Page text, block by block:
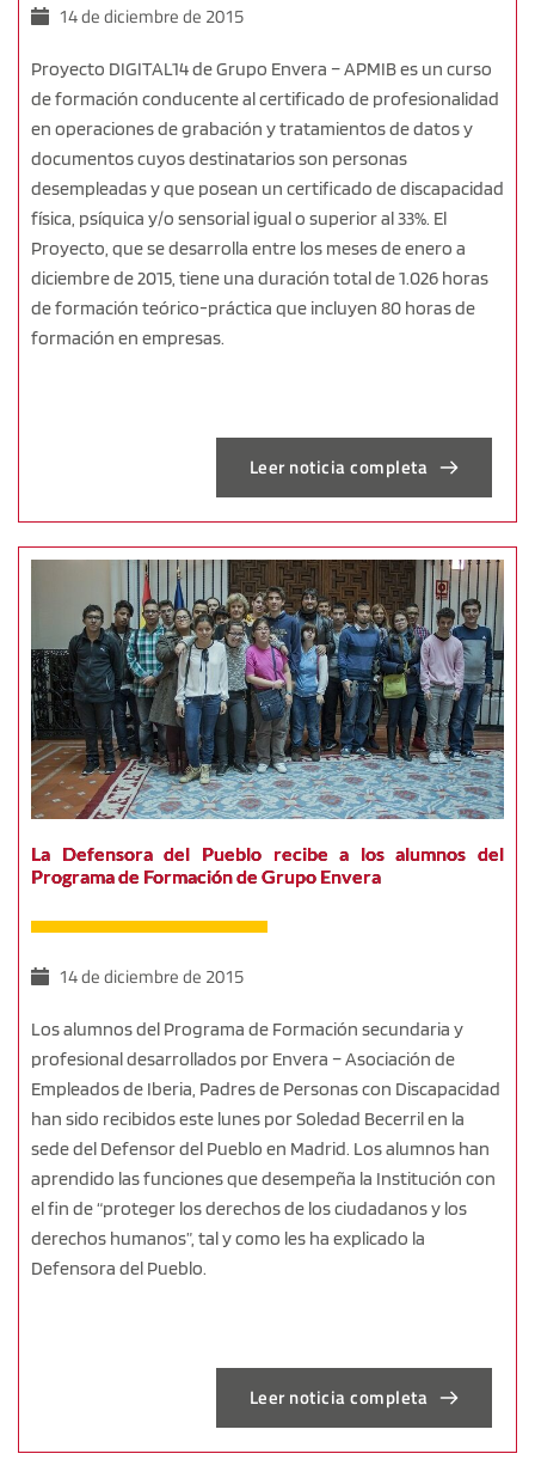
14 de diciembre de 2015
Proyecto DIGITAL14 de Grupo Envera – APMIB es un curso
de formación conducente al certificado de profesionalidad
en operaciones de grabación y tratamientos de datos y
documentos cuyos destinatarios son personas
desempleadas y que posean un certificado de discapacidad
física, psíquica y/o sensorial igual o superior al 33%. El
Proyecto, que se desarrolla entre los meses de enero a
diciembre de 2015, tiene una duración total de 1.026 horas
de formación teórico-práctica que incluyen 80 horas de
formación en empresas.
Leer noticia completa
La Defensora del Pueblo recibe a los alumnos del
Programa de Formación de Grupo Envera
14 de diciembre de 2015
Los alumnos del Programa de Formación secundaria y
profesional desarrollados por Envera – Asociación de
Empleados de Iberia, Padres de Personas con Discapacidad
han sido recibidos este lunes por Soledad Becerril en la
sede del Defensor del Pueblo en Madrid. Los alumnos han
aprendido las funciones que desempeña la Institución con
el fin de “proteger los derechos de los ciudadanos y los
derechos humanos”, tal y como les ha explicado la
Defensora del Pueblo.
Leer noticia completa